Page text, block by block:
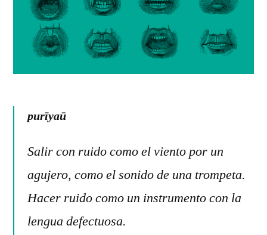
purīyaū
Salir con ruido como el viento por un
agujero, como el sonido de una trompeta.
Hacer ruido como un instrumento con la
lengua defectuosa.